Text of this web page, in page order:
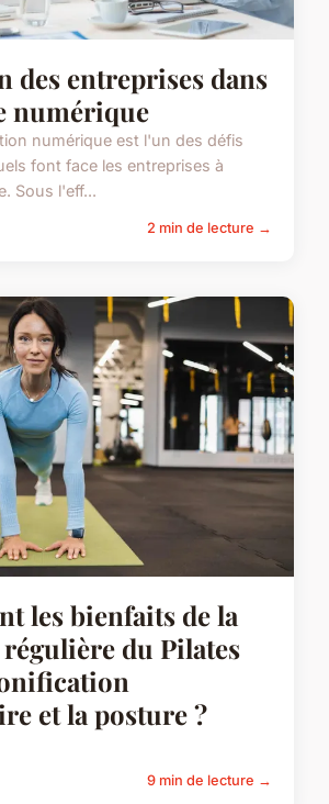
des entreprises dans
numérique
numérique est l'un des défis
font face les entreprises à
Sous l'eff...
2 min de lecture →
les bienfaits de la
du Pilates
et la posture ?
9 min de lecture →